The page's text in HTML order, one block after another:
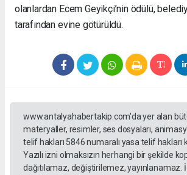
olanlardan Ecem Geyikçi’nin ödülü,
tarafından evine götürüldü.
www.antalyahabertakip.com'da yer alan
materyaller, resimler, ses dosyaları,
telif hakları 5846 numaralı yasa telif hakları
Yazılı izni olmaksızın herhangi bir şekilde
dağıtılamaz, değiştirilemez, yayınlanamaz.